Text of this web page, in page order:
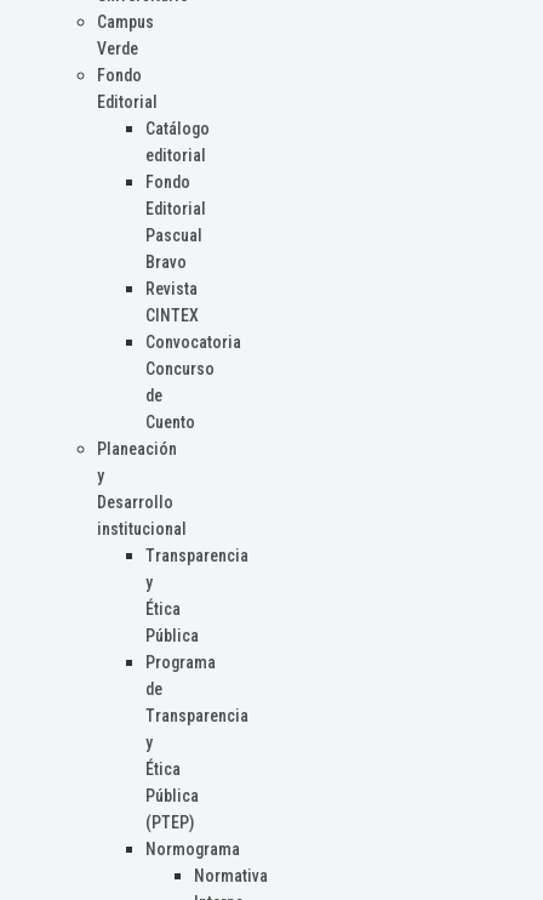
Campus
Verde
Fondo
Editorial
Catálogo
editorial
Fondo
Editorial
Pascual
Bravo
Revista
CINTEX
Convocatoria
Concurso
de
Cuento
Planeación
y
Desarrollo
institucional
Transparencia
y
Ética
Pública
Programa
de
Transparencia
y
Ética
Pública
(PTEP)
Normograma
Normativa